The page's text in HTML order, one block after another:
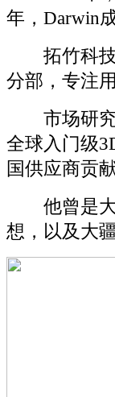
年，Darwin
拓竹科技
分部，专注
市场研究
全球入门级
国供应商贡
他曾是大
想，以及大